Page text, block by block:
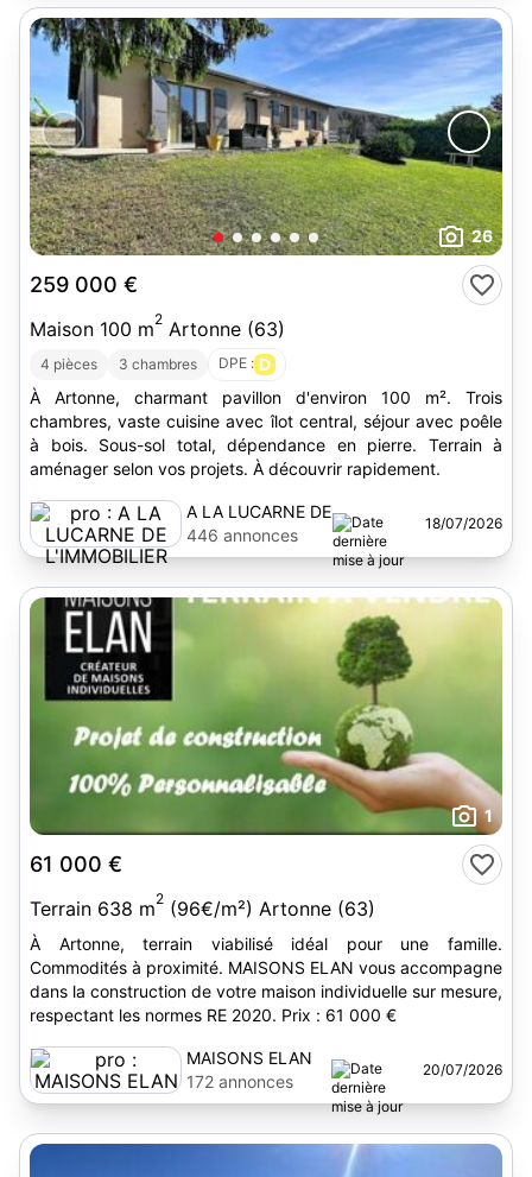
26
259 000 €
Maison 100 m2 Artonne (63)
4 pièces 3 chambres DPE : D
À Artonne, charmant pavillon d'environ 100 m². Trois
chambres, vaste cuisine avec îlot central, séjour avec poêle
à bois. Sous-sol total, dépendance en pierre. Terrain à
aménager selon vos projets. À découvrir rapidement.
A LA LUCARNE DE
L'IMMOBILIER
446 annonces
18/07/2026
1
61 000 €
Terrain 638 m2 (96€/m²) Artonne (63)
À Artonne, terrain viabilisé idéal pour une famille.
Commodités à proximité. MAISONS ELAN vous accompagne
dans la construction de votre maison individuelle sur mesure,
respectant les normes RE 2020. Prix : 61 000 €
MAISONS ELAN
172 annonces
20/07/2026